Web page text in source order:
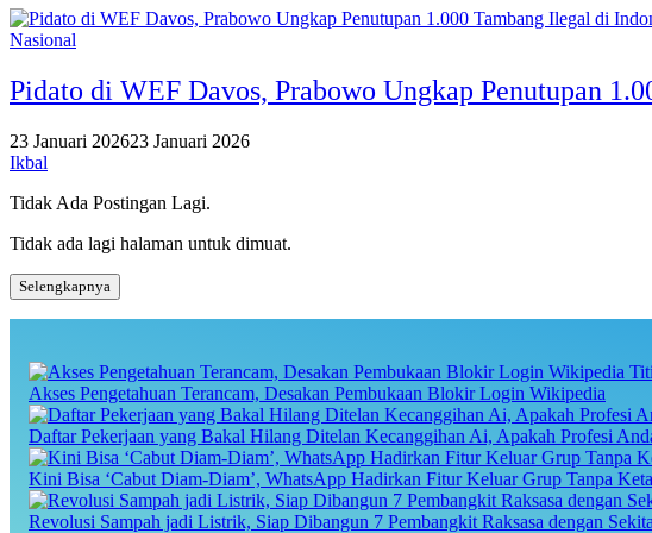
Nasional
Pidato di WEF Davos, Prabowo Ungkap Penutupan
23 Januari 202623 Januari 2026
Ikbal
Tidak Ada Postingan Lagi.
Tidak ada lagi halaman untuk dimuat.
Selengkapnya
Akses Pengetahuan Terancam, Desakan Pembukaan Blokir Login Wikipedia
Daftar Pekerjaan yang Bakal Hilang Ditelan Kecanggihan Ai, Apakah Profesi
Kini Bisa ‘Cabut Diam-Diam’, WhatsApp Hadirkan Fitur Keluar Grup Tanpa
Revolusi Sampah jadi Listrik, Siap Dibangun 7 Pembangkit Raksasa dengan